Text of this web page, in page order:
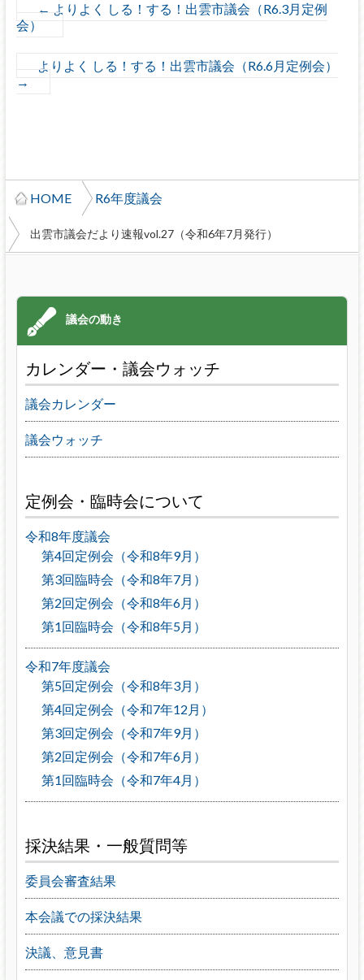
← よりよく しる！する！出雲市議会（R6.3月定例
会）
よりよく しる！する！出雲市議会（R6.6月定例会）
→
HOME R6年度議会
出雲市議会だより速報vol.27（令和6年7月発行）
カレンダー・議会ウォッチ
議会カレンダー
議会ウォッチ
定例会・臨時会について
令和8年度議会
第4回定例会（令和8年9月）
第3回臨時会（令和8年7月）
第2回定例会（令和8年6月）
第1回臨時会（令和8年5月）
令和7年度議会
第5回定例会（令和8年3月）
第4回定例会（令和7年12月）
第3回定例会（令和7年9月）
第2回定例会（令和7年6月）
第1回臨時会（令和7年4月）
採決結果・一般質問等
委員会審査結果
本会議での採決結果
決議、意見書